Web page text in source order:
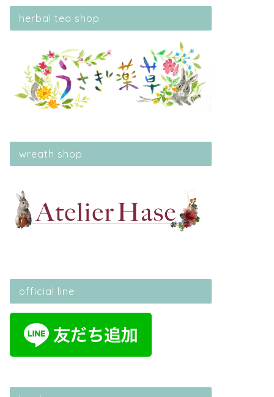
herbal tea shop
wreath shop
official line